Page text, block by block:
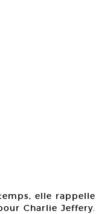
elle rappelle
Charlie Jeffery.